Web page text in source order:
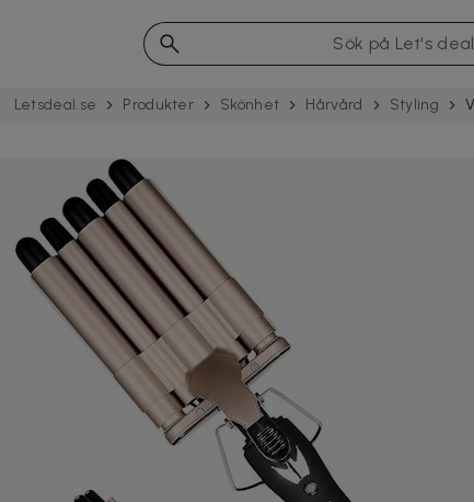
Letsdeal.se Produkter Skönhet Hårvård Styling